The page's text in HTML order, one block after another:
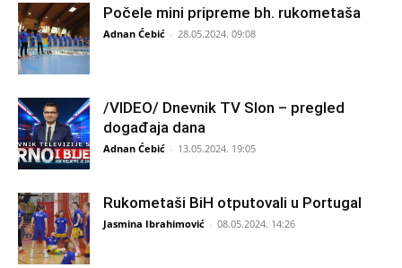
Počele mini pripreme bh. rukometaša
Adnan Ćebić - 28.05.2024. 09:08
/VIDEO/ Dnevnik TV Slon – pregled
događaja dana
Adnan Ćebić - 13.05.2024. 19:05
Rukometaši BiH otputovali u Portugal
Jasmina Ibrahimović - 08.05.2024. 14:26